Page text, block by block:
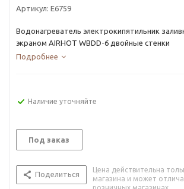
Артикул: E6759
Водонагреватель электрокипятильник
экраном AIRHOT WBDD-6 двойные стенки
Подробнее
Наличие уточняйте
Под заказ
Поделиться
Цена действительна
магазина и может